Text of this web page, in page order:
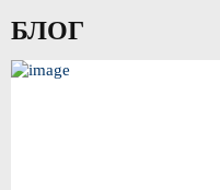
БЛОГ